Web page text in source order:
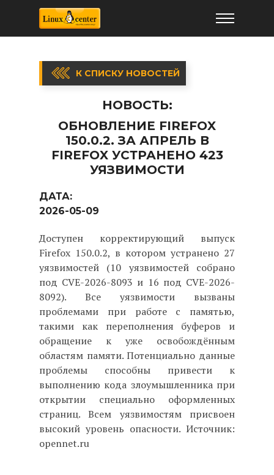
К СПИСКУ НОВОСТЕЙ
НОВОСТЬ:
ОБНОВЛЕНИЕ FIREFOX
150.0.2. ЗА АПРЕЛЬ В
FIREFOX УСТРАНЕНО 423
УЯЗВИМОСТИ
ДАТА:
2026-05-09
Доступен корректирующий выпуск
Firefox 150.0.2, в котором устранено 27
уязвимостей (10 уязвимостей собрано
под CVE-2026-8093 и 16 под CVE-2026-
8092). Все уязвимости вызваны
проблемами при работе с памятью,
такими как переполнения буферов и
обращение к уже освобождённым
областям памяти. Потенциально данные
проблемы способны привести к
выполнению кода злоумышленника при
открытии специально оформленных
страниц. Всем уязвимостям присвоен
высокий уровень опасности. Источник:
opennet.ru